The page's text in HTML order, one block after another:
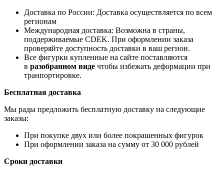
Доставка по России: Доставка осуществляется по всем
регионам
Международная доставка: Возможна в страны,
поддерживаемые CDEK. При оформлении заказа
проверяйте доступность доставки в ваш регион.
Все фигурки купленные на сайте поставляются
в разобранном виде чтобы избежать деформации при
транпортировке.
Бесплатная доставка
Мы рады предложить бесплатную доставку на следующие
заказы:
При покупке двух или более покрашенных фигурок
При оформлении заказа на сумму от 30 000 рублей
Сроки доставки